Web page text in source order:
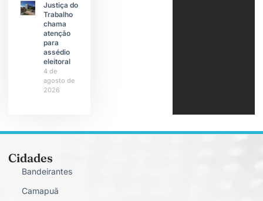
Justiça do
Trabalho
chama
atenção
para
assédio
eleitoral
4 de
agosto de
2026
Cidades
Bandeirantes
Camapuã